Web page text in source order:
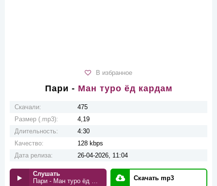
В избранное
Пари - Ман туро ёд кардам
Скачали:
475
Размер (.mp3):
4,19
Длительность:
4:30
Качество:
128 kbps
Дата релиза:
26-04-2026, 11:04
Слушать
Пари - Ман туро ёд кардам
Скачать mp3